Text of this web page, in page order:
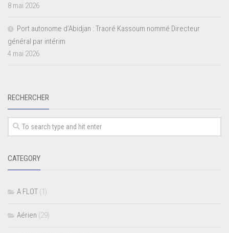
8 mai 2026
Port autonome d’Abidjan : Traoré Kassoum nommé Directeur
général par intérim
4 mai 2026
RECHERCHER
CATEGORY
A FLOT (1)
Aérien (29)